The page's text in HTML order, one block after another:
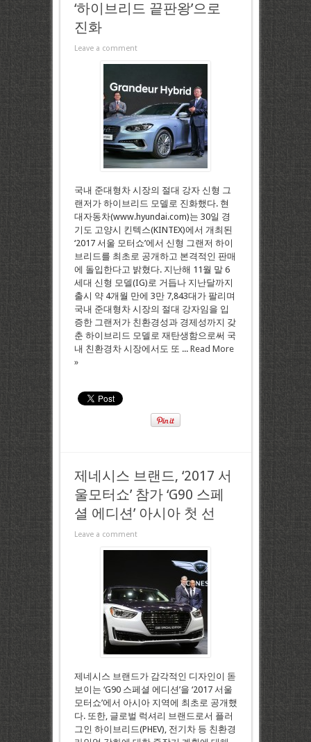
‘하이브리드 끝판왕’으로
진화
Leave a comment
국내 준대형차 시장의 절대 강자 신형 그
랜저가 하이브리드 모델로 진화했다. 현
대자동차(www.hyundai.com)는 30일 경
기도 고양시 킨텍스(KINTEX)에서 개최된
‘2017 서울 모터쇼’에서 신형 그랜저 하이
브리드를 최초로 공개하고 본격적인 판매
에 돌입한다고 밝혔다. 지난해 11월 말 6
세대 신형 모델(IG)로 거듭나 지난달까지
출시 약 4개월 만에 3만 7,843대가 팔리며
국내 준대형차 시장의 절대 강자임을 입
증한 그랜저가 친환경성과 경제성까지 갖
춘 하이브리드 모델로 재탄생함으로써 국
내 친환경차 시장에서도 또 ... Read More
»
제네시스 브랜드, ‘2017 서
울모터쇼’ 참가 ‘G90 스페
셜 에디션’ 아시아 첫 선
Leave a comment
제네시스 브랜드가 감각적인 디자인이 돋
보이는 ‘G90 스페셜 에디션’을 ‘2017 서울
모터쇼’에서 아시아 지역에 최초로 공개했
다. 또한, 글로벌 럭셔리 브랜드로서 플러
그인 하이브리드(PHEV), 전기차 등 친환경